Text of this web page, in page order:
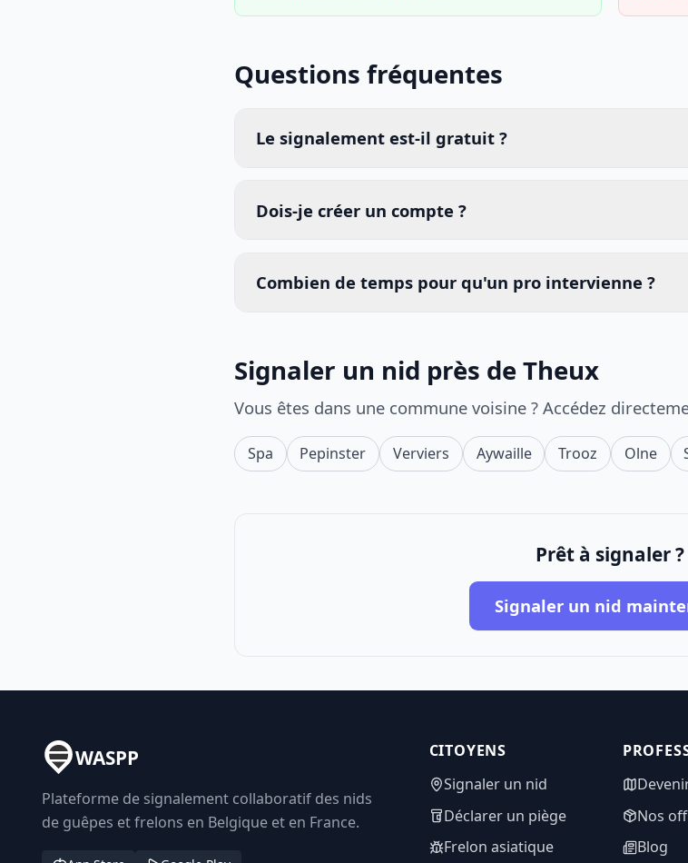
Questions fréquentes
Le signalement est-il gratuit ?
Dois-je créer un compte ?
Combien de temps pour qu'un pro intervienne ?
Signaler un nid près de Theux
Vous êtes dans une commune voisine ? Accédez
Spa Pepinster Verviers Aywaille Trooz Olne
Prêt à signaler ?
Signaler un nid
WASPP
Plateforme de signalement collaboratif des nids
de guêpes et frelons en Belgique et en France.
CITOYENS
Signaler un nid
Déclarer un piège
Frelon asiatique
Nos
Blog